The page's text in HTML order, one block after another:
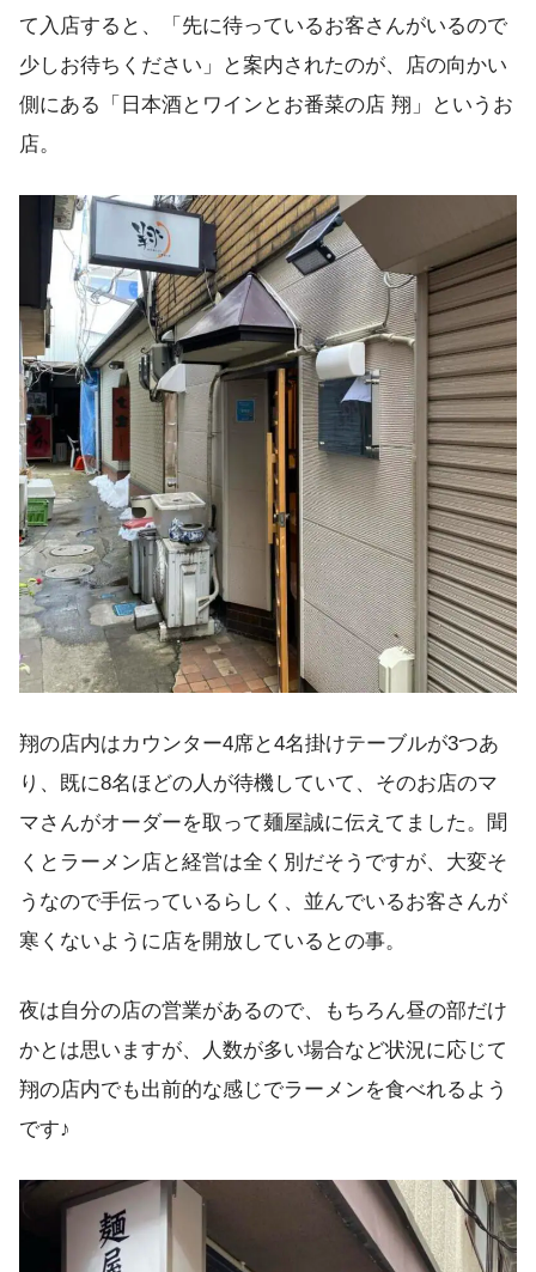
て入店すると、「先に待っているお客さんがいるので
少しお待ちください」と案内されたのが、店の向かい
側にある「日本酒とワインとお番菜の店 翔」というお
店。
翔の店内はカウンター4席と4名掛けテーブルが3つあ
り、既に8名ほどの人が待機していて、そのお店のマ
マさんがオーダーを取って麺屋誠に伝えてました。聞
くとラーメン店と経営は全く別だそうですが、大変そ
うなので手伝っているらしく、並んでいるお客さんが
寒くないように店を開放しているとの事。
夜は自分の店の営業があるので、もちろん昼の部だけ
かとは思いますが、人数が多い場合など状況に応じて
翔の店内でも出前的な感じでラーメンを食べれるよう
です♪